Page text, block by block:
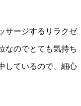
サージするリラクゼ
なのでとても気持ち
しているので、細心